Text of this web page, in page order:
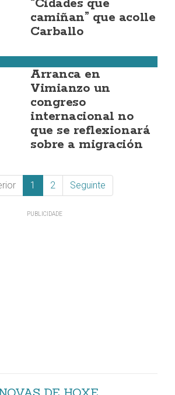
“Cidades que
camiñan” que acolle
Carballo
Arranca en
Vimianzo un
congreso
internacional no
que se reflexionará
sobre a migración
1 2 Seguinte